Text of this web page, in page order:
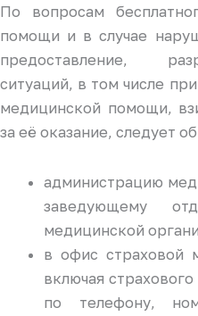
По вопросам
помощи и в случае
предоставление,
ситуаций, в том числе
медицинской помощи,
за её оказание, следует
администрацию
заведующему
медицинской
в офис страховой
включая
по телефону,